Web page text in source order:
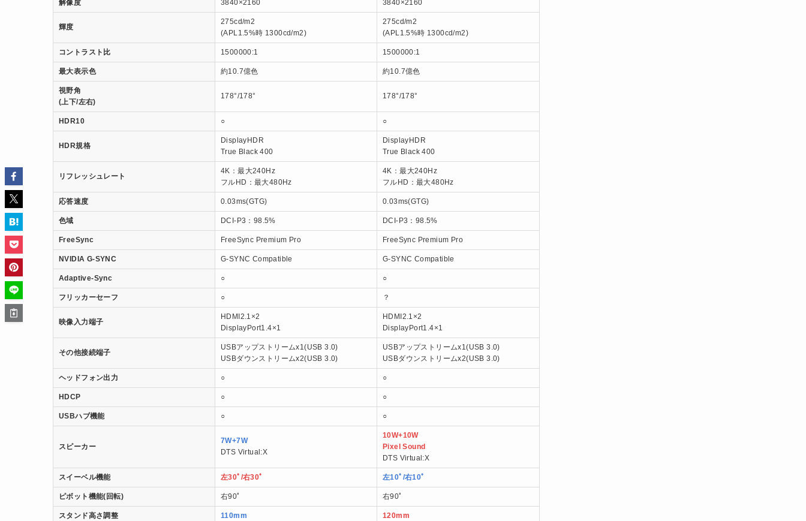
解像度 3840×2160 3840×2160
輝度
275cd/m2
(APL1.5%時 1300cd/m2)
275cd/m2
(APL1.5%時 1300cd/m2)
コントラスト比 1500000:1 1500000:1
最大表示色 約10.7億色 約10.7億色
視野角
(上下/左右)
178°/178° 178°/178°
HDR10 ○ ○
HDR規格
DisplayHDR
True Black 400
DisplayHDR
True Black 400
リフレッシュレート
4K：最大240Hz
フルHD：最大480Hz
4K：最大240Hz
フルHD：最大480Hz
応答速度 0.03ms(GTG) 0.03ms(GTG)
色域 DCI-P3：98.5% DCI-P3：98.5%
FreeSync FreeSync Premium Pro FreeSync Premium Pro
NVIDIA G-SYNC G-SYNC Compatible G-SYNC Compatible
Adaptive-Sync ○ ○
フリッカーセーフ ○ ？
映像入力端子
HDMI2.1×2
DisplayPort1.4×1
HDMI2.1×2
DisplayPort1.4×1
その他接続端子
USBアップストリームx1(USB 3.0)
USBダウンストリームx2(USB 3.0)
USBアップストリームx1(USB 3.0)
USBダウンストリームx2(USB 3.0)
ヘッドフォン出力 ○ ○
HDCP ○ ○
USBハブ機能 ○ ○
スピーカー
7W+7W
DTS Virtual:X
10W+10W
Pixel Sound
DTS Virtual:X
スイーベル機能 左30ﾟ/右30ﾟ 左10ﾟ/右10ﾟ
ピボット機能(回転) 右90ﾟ 右90ﾟ
スタンド高さ調整 110mm 120mm